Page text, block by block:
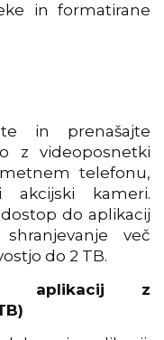
in formatirane
in prenašajte
z videoposnetki
telefonu,
akcijski kameri.
do aplikacij
več
do 2 TB.
aplikacij z